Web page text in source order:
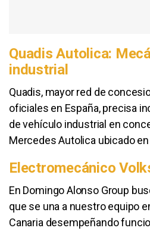
Quadis Autolica:
industrial
Quadis, mayor red de
oficiales en España, precisa
de vehículo industrial en
Mercedes Autolica ubicado
Electromecánico
En Domingo Alonso Group
que se una a nuestro equipo
Canaria desempeñando